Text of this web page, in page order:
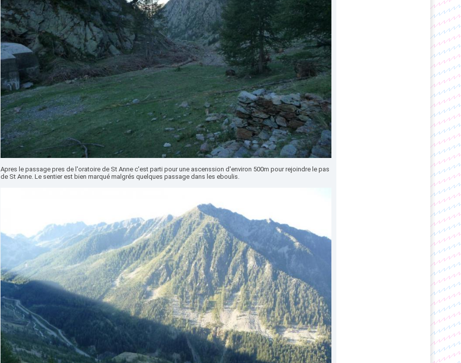
Apres le passage pres de l'oratoire de St Anne c'est parti pour une ascenssion d'environ 500m pour rejoindre le pas
de St Anne. Le sentier est bien marqué malgrés quelques passage dans les eboulis.